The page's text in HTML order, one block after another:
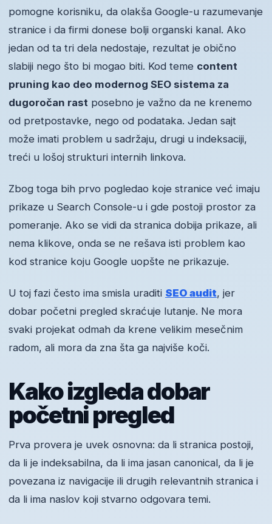
pomogne korisniku, da olakša Google-u razumevanje
stranice i da firmi donese bolji organski kanal. Ako
jedan od ta tri dela nedostaje, rezultat je obično
slabiji nego što bi mogao biti. Kod teme content
pruning kao deo modernog SEO sistema za
dugoročan rast posebno je važno da ne krenemo
od pretpostavke, nego od podataka. Jedan sajt
može imati problem u sadržaju, drugi u indeksaciji,
treći u lošoj strukturi internih linkova.
Zbog toga bih prvo pogledao koje stranice već imaju
prikaze u Search Console-u i gde postoji prostor za
pomeranje. Ako se vidi da stranica dobija prikaze, ali
nema klikove, onda se ne rešava isti problem kao
kod stranice koju Google uopšte ne prikazuje.
U toj fazi često ima smisla uraditi SEO audit, jer
dobar početni pregled skraćuje lutanje. Ne mora
svaki projekat odmah da krene velikim mesečnim
radom, ali mora da zna šta ga najviše koči.
Kako izgleda dobar
početni pregled
Prva provera je uvek osnovna: da li stranica postoji,
da li je indeksabilna, da li ima jasan canonical, da li je
povezana iz navigacije ili drugih relevantnih stranica i
da li ima naslov koji stvarno odgovara temi.